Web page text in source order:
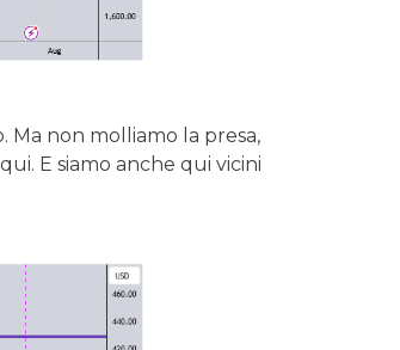
Ma non molliamo la presa,
E siamo anche qui vicini